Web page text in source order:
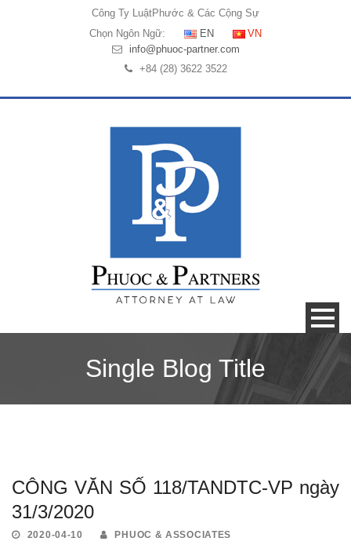
Công Ty LuậtPhước & Các Cộng Sự
Chọn Ngôn Ngữ:
EN
VN
info@phuoc-partner.com
+84 (28) 3622 3522
Single Blog Title
CÔNG VĂN SỐ 118/TANDTC-VP ngày
31/3/2020
2020-04-10
PHUOC & ASSOCIATES